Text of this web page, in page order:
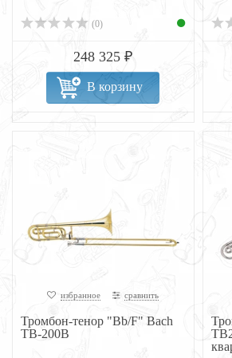
(0)
248 325 ₽
В корзину
избранное сравнить
Тромбон-тенор "Bb/F" Bach
TB-200B